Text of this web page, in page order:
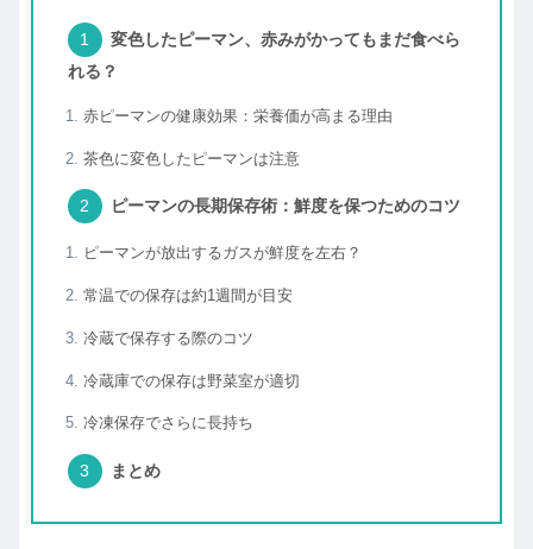
変色したピーマン、赤みがかってもまだ食べら
れる？
赤ピーマンの健康効果：栄養価が高まる理由
茶色に変色したピーマンは注意
ピーマンの長期保存術：鮮度を保つためのコツ
ピーマンが放出するガスが鮮度を左右？
常温での保存は約1週間が目安
冷蔵で保存する際のコツ
冷蔵庫での保存は野菜室が適切
冷凍保存でさらに長持ち
まとめ